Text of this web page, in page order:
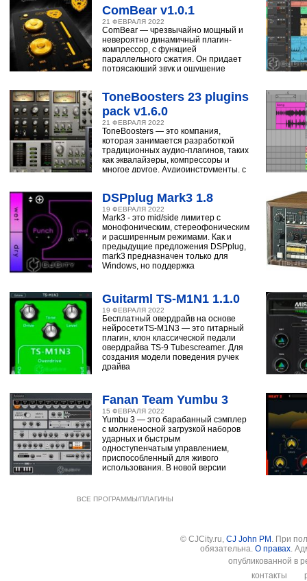
ComBear v1.0.1
21 ФЕВРАЛЯ 2022
ComBear — чрезвычайно мощный и
невероятно динамичный плагин-
компрессор, с функцией
параллельного сжатия. Он придает
потрясающий звук и ощущение
ToneBoosters 23 plugins
pack v1.6.0
21 ФЕВРАЛЯ 2022
ToneBoosters — это компания,
которая занимается разработкой
традиционных аудио-плагинов, таких
как эквалайзеры, компрессоры и
многое другое. Аудиоинструменты, с
DSPplug Mark3 1.8
19 ФЕВРАЛЯ 2022
Mark3 - это mid/side лимитер с
монофоническим, стереофоническим
и расширенным режимами. Как и
предыдущие предложения DSPplug,
mark3 предназначен только для
Windows, но поддержка
Guitarml TS-M1N1 1.1.0
19 ФЕВРАЛЯ 2022
Бесплатный овердрайв на основе
нейросетиTS-M1N3 — это гитарный
плагин, клон классической педали
овердрайва TS-9 Tubescreamer. Для
создания модели поведения ручек
драйва
Fanan Team Yumbu 3
15 ФЕВРАЛЯ 2022
Yumbu 3 — это барабанный сэмплер
с молниеносной загрузкой наборов
ударных и быстрым
одноступенчатым управлением,
приспособленный для живого
использования. В новой версии
ВСЕ ПРОГРАММЫ/ПЛАГИНЫ
© CJCity.ru, CJ John PM . При
обязательна. О правах.
опубликованной в
контакты